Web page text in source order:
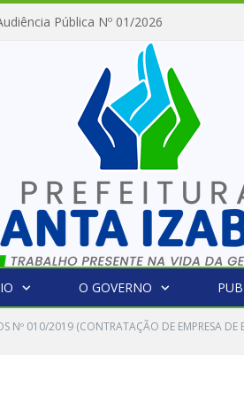
Pública Nº 01/2026
O GOVERNO
Nº 010/2019 (CONTRATAÇÃO DE EMPRESA DE